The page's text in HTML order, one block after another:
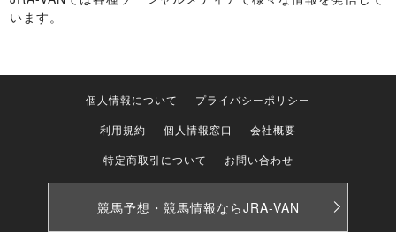
います。
個人情報について
プライバシーポリシー
利用規約
個人情報窓口
会社概要
特定商取引について
お問い合わせ
競馬予想・競馬情報ならJRA-VAN